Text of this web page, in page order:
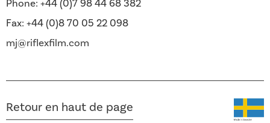
Phone: +44 (0)7 98 44 68 382
Fax: +44 (0)8 70 05 22 098
mj@riflexfilm.com
Retour en haut de page